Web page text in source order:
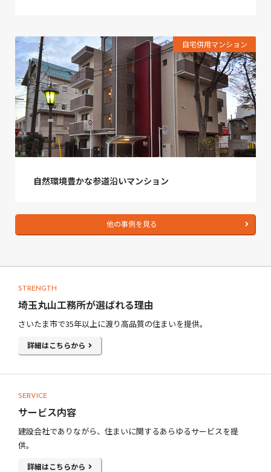
自宅併用マンション
自然環境豊かな参道沿いマンション
他の事例を見る
STRENGTH
埼玉丸山工務所が選ばれる理由
さいたま市で35年以上に渡り高品質の住まいを提供。
詳細はこちらから
SERVICE
サービス内容
建設会社でありながら、住まいに関するあらゆるサービスを提
供。
詳細はこちらから